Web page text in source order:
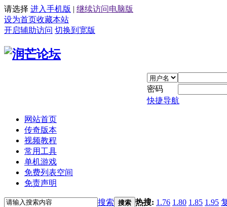
请选择 进入手机版 | 继续访问电脑版
设为首页收藏本站
开启辅助访问 切换到宽版
密码
快捷导航
网站首页
传奇版本
视频教程
常用工具
单机游戏
免费列表空间
免责声明
搜索 搜索 热搜: 1.76 1.80 1.85 1.95